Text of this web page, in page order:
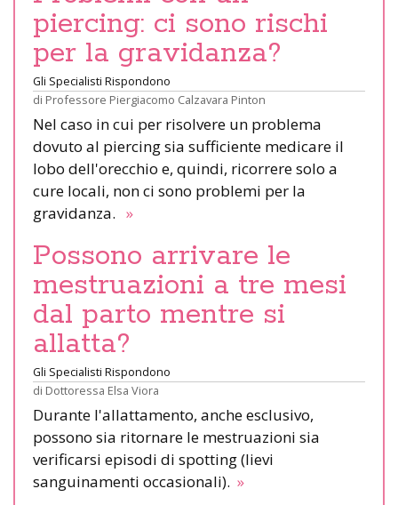
piercing: ci sono rischi
per la gravidanza?
Gli Specialisti Rispondono
di Professore Piergiacomo Calzavara Pinton
Nel caso in cui per risolvere un problema
dovuto al piercing sia sufficiente medicare il
lobo dell'orecchio e, quindi, ricorrere solo a
cure locali, non ci sono problemi per la
gravidanza. »
Possono arrivare le
mestruazioni a tre mesi
dal parto mentre si
allatta?
Gli Specialisti Rispondono
di Dottoressa Elsa Viora
Durante l'allattamento, anche esclusivo,
possono sia ritornare le mestruazioni sia
verificarsi episodi di spotting (lievi
sanguinamenti occasionali). »